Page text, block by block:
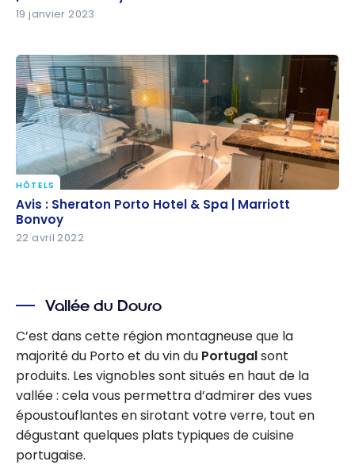
19 janvier 2023
Avis : Sheraton Porto Hotel & Spa | Marriott Bonvoy
HÔTELS
Avis : Sheraton Porto Hotel & Spa | Marriott
Bonvoy
22 avril 2022
Vallée du Douro
C’est dans cette région montagneuse que la
majorité du Porto et du vin du Portugalsont
produits. Les vignobles sont situés en haut de la
vallée : cela vous permettra d’admirer des vues
époustouflantes en sirotant votre verre, tout en
dégustant quelques plats typiques de cuisine
portugaise.